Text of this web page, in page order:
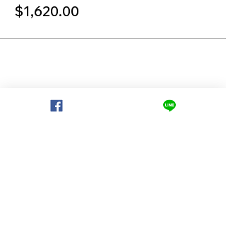
$1,620.00